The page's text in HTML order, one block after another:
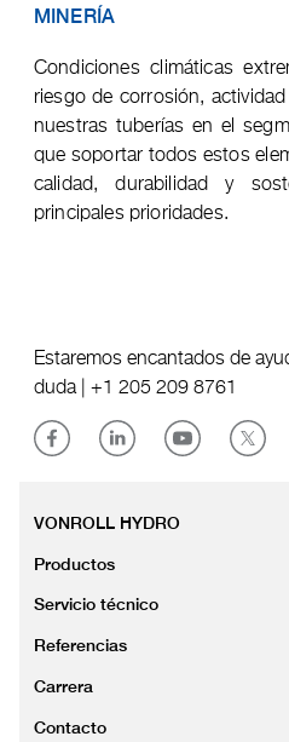
MINERÍA
Condiciones climáticas
riesgo de corrosión,
nuestras tuberías en el
que soportar todos estos
calidad, durabilidad y
principales prioridades.
Estaremos encantados de
duda | +1 205 209 8761
VONROLL HYDRO
Productos
Servicio técnico
Referencias
Carrera
Contacto